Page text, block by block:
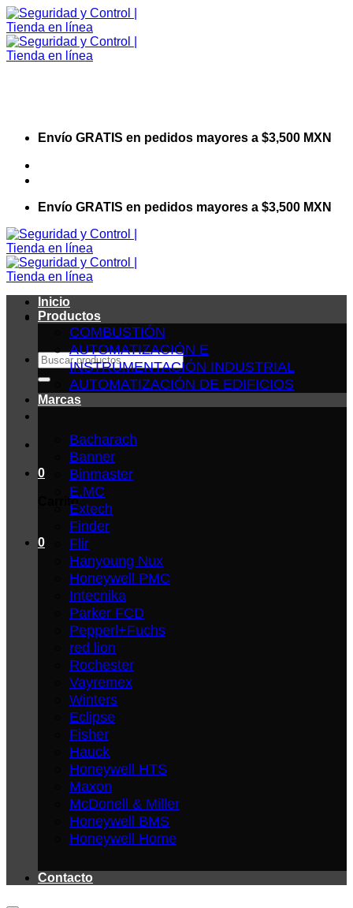
Saltar
al
contenido
Envío GRATIS en pedidos mayores a $3,500 MXN
Envío GRATIS en pedidos mayores a $3,500 MXN
Buscar
por:
0
Carrito
0
Inicio
Productos
COMBUSTIÓN
AUTOMATIZACIÓN E
INSTRUMENTACIÓN INDUSTRIAL
AUTOMATIZACIÓN DE EDIFICIOS
Marcas
Bacharach
Banner
Binmaster
E.MC
Extech
Finder
Flir
Hanyoung Nux
Honeywell PMC
Intecnika
Parker FCD
Pepperl+Fuchs
red lion
Rochester
Vayremex
Winters
Eclipse
Fisher
Hauck
Honeywell HTS
Maxon
McDonell & Miller
Honeywell BMS
Honeywell Home
Contacto